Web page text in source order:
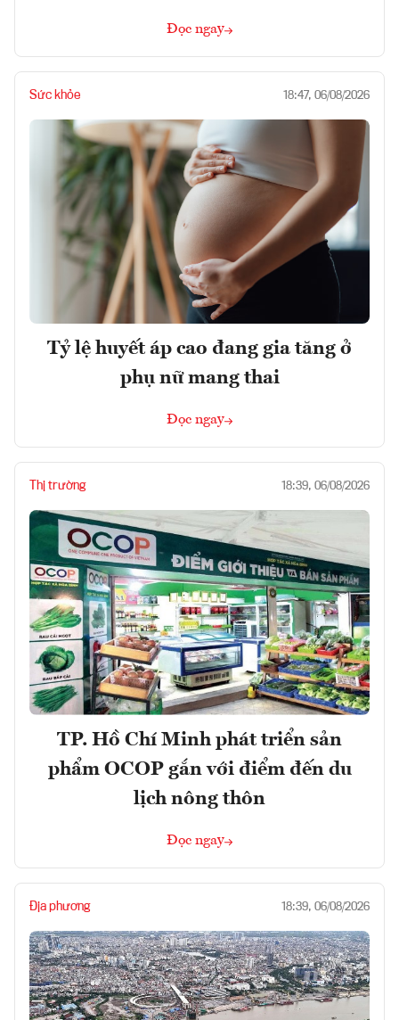
Đọc ngay
Sức khỏe 18:47, 06/08/2026
Tỷ lệ huyết áp cao đang gia tăng ở
phụ nữ mang thai
Đọc ngay
Thị trường 18:39, 06/08/2026
TP. Hồ Chí Minh phát triển sản
phẩm OCOP gắn với điểm đến du
lịch nông thôn
Đọc ngay
Địa phương 18:39, 06/08/2026